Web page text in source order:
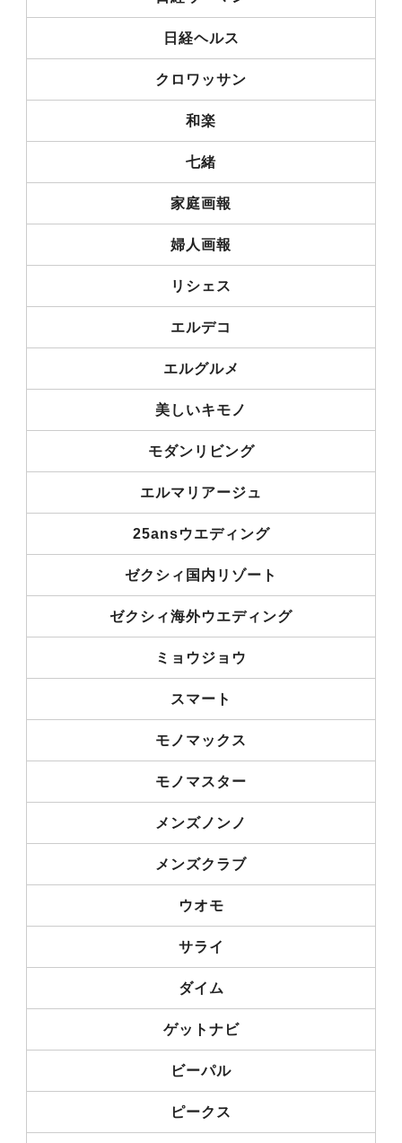
日経ヘルス
クロワッサン
和楽
七緒
家庭画報
婦人画報
リシェス
エルデコ
エルグルメ
美しいキモノ
モダンリビング
エルマリアージュ
25ansウエディング
ゼクシィ国内リゾート
ゼクシィ海外ウエディング
ミョウジョウ
スマート
モノマックス
モノマスター
メンズノンノ
メンズクラブ
ウオモ
サライ
ダイム
ゲットナビ
ビーパル
ピークス